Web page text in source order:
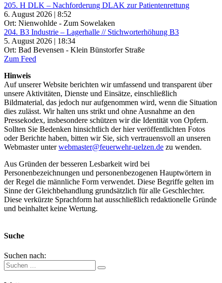
205. H DLK – Nachforderung DLAK zur Patientenrettung
6. August 2026 | 8:52
Ort: Nienwohlde - Zum Sowelaken
204. B3 Industrie – Lagerhalle // Stichworterhöhung B3
5. August 2026 | 18:34
Ort: Bad Bevensen - Klein Bünstorfer Straße
Zum Feed
Hinweis
Auf unserer Website berichten wir umfassend und transparent über
unsere Aktivitäten, Dienste und Einsätze, einschließlich
Bildmaterial, das jedoch nur aufgenommen wird, wenn die Situation
dies zulässt. Wir halten uns strikt und ohne Ausnahme an den
Pressekodex, insbesondere schützen wir die Identität von Opfern.
Sollten Sie Bedenken hinsichtlich der hier veröffentlichten Fotos
oder Berichte haben, bitten wir Sie, sich vertrauensvoll an unseren
Webmaster unterwebmaster@feuerwehr-uelzen.de zu wenden.
Aus Gründen der besseren Lesbarkeit wird bei
Personenbezeichnungen und personenbezogenen Hauptwörtern in
der Regel die männliche Form verwendet. Diese Begriffe gelten im
Sinne der Gleichbehandlung grundsätzlich für alle Geschlechter.
Diese verkürzte Sprachform hat ausschließlich redaktionelle Gründe
und beinhaltet keine Wertung.
Suche
Suchen nach: